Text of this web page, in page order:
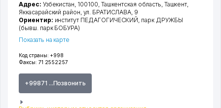
Код страны: +998
Факсы: 71 2552257
+99871 ...Позвонить
Адрес: Узбекистан, 100100, Ташкентская область, Ташкент,
Яккасарайский район, ул. БРАТИСЛАВА, 9
Ориентир: институт ПЕДАГОГИЧЕСКИЙ, парк ДРУЖБЫ
(бывш. парк БОБУРА)
Показать на карте